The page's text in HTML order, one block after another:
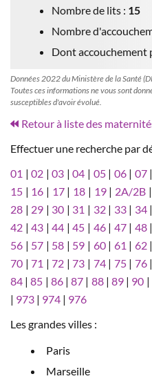
Nombre de lits : 15
Nombre
Dont accouchement
Données 2022 du Ministère de la Santé
Toutes ces informations ne vous sont
susceptibles d'avoir évolué.
Retour à liste des
Effectuer une recherche par
01 |02 |03 |04 | 05| 06| 07|
15 | 16 | 17| 18 | 19| 2A/2B|
28 | 29 | 30 | 31 | 32| 33| 34|
42 |43 |44 |45 | 46| 47| 48|
56 | 57 | 58 | 59 | 60| 61 | 62|
70 |71 |72 |73 | 74| 75| 76|
84 |85 | 86|87 | 88| 89| 90 |
| 973 | 974 | 976
Les grandes villes :
Paris
Marseille